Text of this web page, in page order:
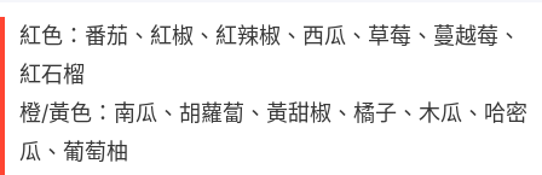
紅色：番茄、紅椒、紅辣椒、西瓜、草莓、蔓越莓、
紅石榴
橙/黃色：南瓜、胡蘿蔔、黃甜椒、橘子、木瓜、哈密
瓜、葡萄柚